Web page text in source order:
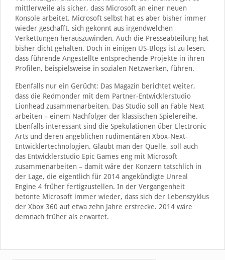
mittlerweile als sicher, dass Microsoft an einer neuen
Konsole arbeitet. Microsoft selbst hat es aber bisher immer
wieder geschafft, sich gekonnt aus irgendwelchen
Verkettungen herauszuwinden. Auch die Presseabteilung hat
bisher dicht gehalten. Doch in einigen US-Blogs ist zu lesen,
dass führende Angestellte entsprechende Projekte in ihren
Profilen, beispielsweise in sozialen Netzwerken, führen.
Ebenfalls nur ein Gerücht: Das Magazin berichtet weiter,
dass die Redmonder mit dem Partner-Entwicklerstudio
Lionhead zusammenarbeiten. Das Studio soll an Fable Next
arbeiten – einem Nachfolger der klassischen Spielereihe.
Ebenfalls interessant sind die Spekulationen über Electronic
Arts und deren angeblichen rudimentären Xbox-Next-
Entwicklertechnologien. Glaubt man der Quelle, soll auch
das Entwicklerstudio Epic Games eng mit Microsoft
zusammenarbeiten – damit wäre der Konzern tatschlich in
der Lage, die eigentlich für 2014 angekündigte Unreal
Engine 4 früher fertigzustellen. In der Vergangenheit
betonte Microsoft immer wieder, dass sich der Lebenszyklus
der Xbox 360 auf etwa zehn Jahre erstrecke. 2014 wäre
demnach früher als erwartet.